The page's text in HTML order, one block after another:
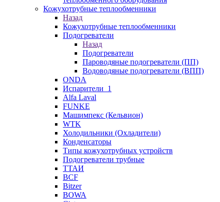
Кожухотрубные теплообменники
Назад
Кожухотрубные теплообменники
Подогреватели
Назад
Подогреватели
Пароводяные подогреватели (ПП)
Водоводяные подогреватели (ВПП)
ONDA
Испарители_1
Alfa Laval
FUNKE
Машимпекс (Кельвион)
WTK
Холодильники (Охладители)
Конденсаторы
Типы кожухотрубных устройств
Подогреватели трубные
ТТАИ
BCF
Bitzer
BOWA